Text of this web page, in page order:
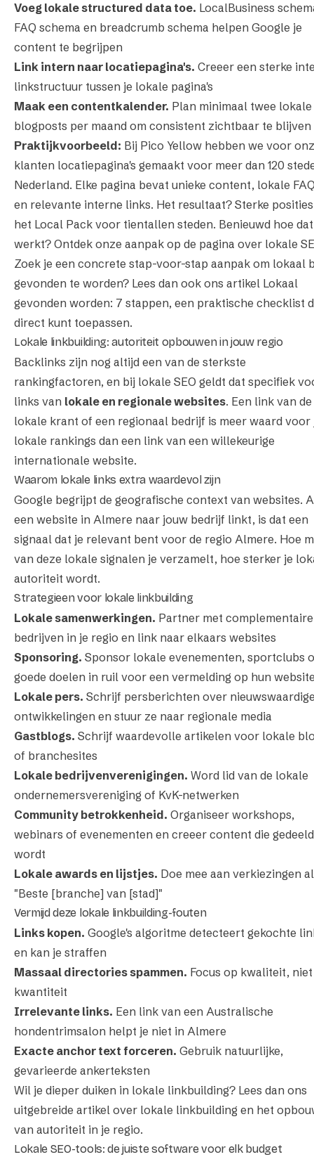
Voeg lokale structured data toe. LocalBusiness
FAQ schema en breadcrumb schema helpen Google je
content te begrijpen
Link intern naar locatiepagina's. Creeer een sterke
linkstructuur tussen je lokale pagina's
Maak een contentkalender. Plan minimaal twee lokale
blogposts per maand om consistent zichtbaar te blijven
Praktijkvoorbeeld: Bij Pico Yellow hebben we voor
klanten locatiepagina's gemaakt voor meer dan 120
Nederland. Elke pagina bevat unieke content, lokale
en relevante interne links. Het resultaat? Sterke
het Local Pack voor tientallen steden. Benieuwd hoe dat
werkt? Ontdek onze aanpak op de pagina over lokale
Zoek je een concrete stap-voor-stap aanpak om lokaal
gevonden te worden? Lees dan ook ons artikel Lokaal
gevonden worden: 7 stappen, een praktische checklist
direct kunt toepassen.
Lokale linkbuilding: autoriteit opbouwen in jouw regio
Backlinks zijn nog altijd een van de sterkste
rankingfactoren, en bij lokale SEO geldt dat specifiek
links van lokale en regionale websites. Een link van de
lokale krant of een regionaal bedrijf is meer waard voor
lokale rankings dan een link van een willekeurige
internationale website.
Waarom lokale links extra waardevol zijn
Google begrijpt de geografische context van websites.
een website in Almere naar jouw bedrijf linkt, is dat een
signaal dat je relevant bent voor de regio Almere. Hoe
van deze lokale signalen je verzamelt, hoe sterker je
autoriteit wordt.
Strategieen voor lokale linkbuilding
Lokale samenwerkingen. Partner met complementaire
bedrijven in je regio en link naar elkaars websites
Sponsoring. Sponsor lokale evenementen, sportclubs
goede doelen in ruil voor een vermelding op hun
Lokale pers. Schrijf persberichten over
ontwikkelingen en stuur ze naar regionale media
Gastblogs. Schrijf waardevolle artikelen voor lokale
of branchesites
Lokale bedrijvenverenigingen. Word lid van de lokale
ondernemersvereniging of KvK-netwerken
Community betrokkenheid. Organiseer workshops,
webinars of evenementen en creeer content die gedeeld
wordt
Lokale awards en lijstjes. Doe mee aan verkiezingen
"Beste [branche] van [stad]"
Vermijd deze lokale linkbuilding-fouten
Links kopen. Google's algoritme detecteert gekochte
en kan je straffen
Massaal directories spammen. Focus op kwaliteit, niet
kwantiteit
Irrelevante links. Een link van een Australische
hondentrimsalon helpt je niet in Almere
Exacte anchor text forceren. Gebruik natuurlijke,
gevarieerde ankerteksten
Wil je dieper duiken in lokale linkbuilding? Lees dan ons
uitgebreide artikel over lokale linkbuilding en het
van autoriteit in je regio.
Lokale SEO-tools: de juiste software voor elk budget